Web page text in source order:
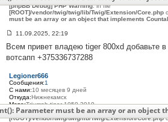
[phpBB Debug] PHP Warning: in file
[ROOT]/vendor/twig/twig/lib/Twig/Extension/Core.php
must be an array or an object that implements
о
б
е
н
и
е
#
3
0
11.09.2025, 22:19
Всем привет владею tiger 800xd добавьте в
вотсапп +375336737288
Legioner666
Сообщения:1
С нами:10 месяцев 9 дней
Откуда:Нижнекамск
Мото:Triumph tiger 1050 2010
[phpBB Debug] PHP Warning: in file
[ROOT]/vendor/twig/twig/lib/Twig/Extension/Core.php
Parameter must be an array or an object